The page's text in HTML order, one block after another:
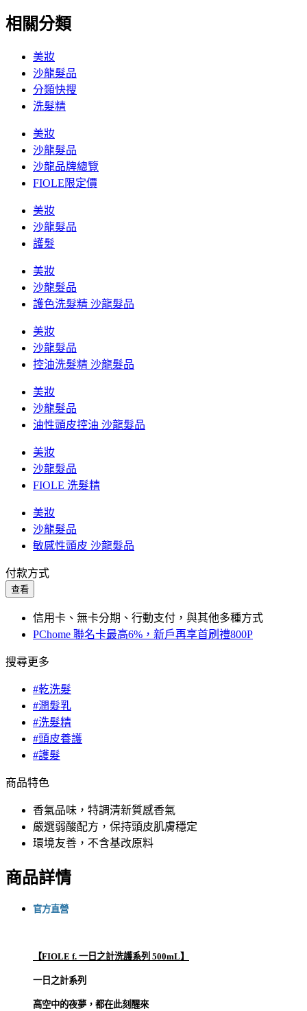
相關分類
美妝
沙龍髮品
分類快搜
洗髮精
美妝
沙龍髮品
沙龍品牌總覽
FIOLE限定價
美妝
沙龍髮品
護髮
美妝
沙龍髮品
護色洗髮精 沙龍髮品
美妝
沙龍髮品
控油洗髮精 沙龍髮品
美妝
沙龍髮品
油性頭皮控油 沙龍髮品
美妝
沙龍髮品
FIOLE 洗髮精
美妝
沙龍髮品
敏感性頭皮 沙龍髮品
付款方式
查看
信用卡、無卡分期、行動支付，與其他多種方式
PChome 聯名卡最高6%，新戶再享首刷禮800P
搜尋更多
#乾洗髮
#潤髮乳
#洗髮精
#頭皮養護
#護髮
商品特色
香氣品味，特調清新質感香氣
嚴選弱酸配方，保持頭皮肌膚穩定
環境友善，不含基改原料
商品詳情
官方直營
【FIOLE f. 一日之計洗護系列 500mL】
一日之計系列
高空中的夜夢，都在此刻醒來